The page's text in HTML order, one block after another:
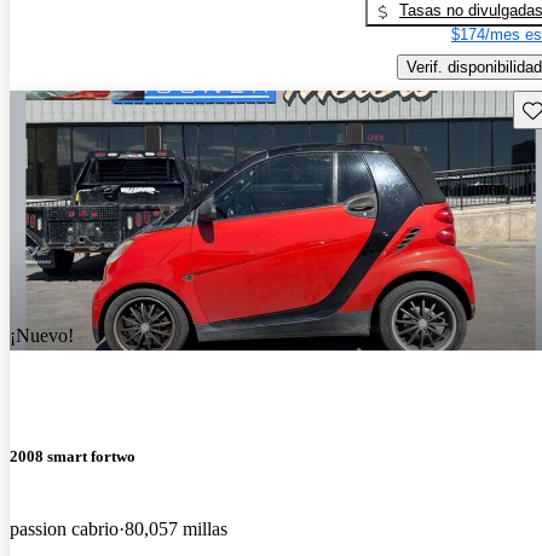
Tasas no divulgadas
$174/mes
Verif. disponibilidad
¡Nuevo!
2008 smart fortwo
passion cabrio 80,057 millas